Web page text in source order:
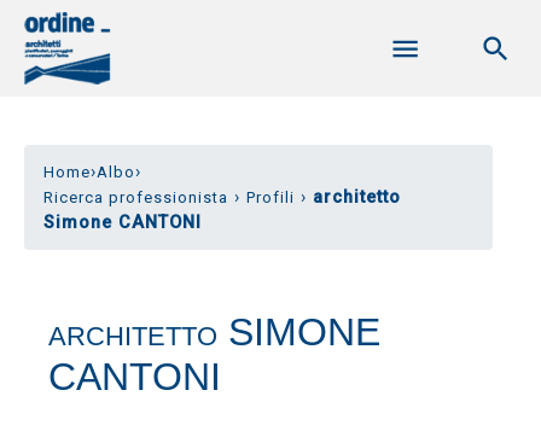
Home›Albo›
Ricerca professionista › Profili › architetto
Simone CANTONI
ARCHITETTO SIMONE
CANTONI